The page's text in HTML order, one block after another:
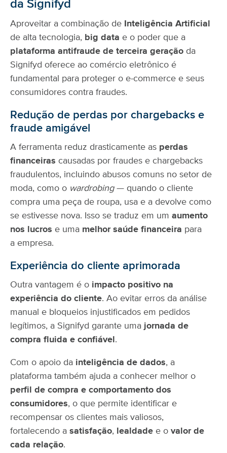
da Signifyd
Aproveitar a combinação de
Inteligência Artificial
de alta tecnologia, big data e o poder que a
plataforma antifraude de terceira geração da
Signifyd oferece ao comércio eletrônico é
fundamental para proteger o e-commerce e seus
consumidores contra fraudes.
Redução de perdas por chargebacks e
fraude amigável
A ferramenta reduz drasticamente as perdas
financeiras causadas por fraudes e chargebacks
fraudulentos, incluindo abusos comuns no setor de
moda, como o wardrobing— quando o cliente
compra uma peça de roupa, usa e a devolve como
se estivesse nova. Isso se traduz em um aumento
nos lucros e uma melhor saúde financeira para
a empresa.
Experiência do cliente aprimorada
Outra vantagem é o impacto positivo na
experiência do cliente. Ao evitar erros da análise
manual e bloqueios injustificados em pedidos
legítimos, a Signifyd garante uma jornada de
compra fluida e confiável .
Com o apoio da inteligência de dados, a
plataforma também ajuda a conhecer melhor o
perfil de compra e comportamento dos
consumidores, o que permite identificar e
recompensar os clientes mais valiosos,
fortalecendo a satisfação, lealdade e o valor de
cada relação.